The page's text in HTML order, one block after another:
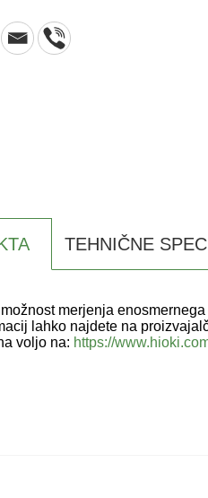
TEHNIČNE
merjenja
lahko najdete na
voljo na: https://